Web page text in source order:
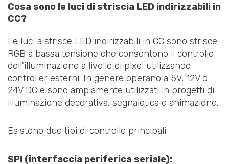
Cosa sono le luci di striscia LED indirizzabili in
CC?
Le luci a strisce LED indirizzabili in CC sono strisce
RGB a bassa tensione che consentono il controllo
dell'illuminazione a livello di pixel utilizzando
controller esterni. In genere operano a 5V, 12V o
24V DC e sono ampiamente utilizzati in progetti di
illuminazione decorativa, segnaletica e animazione.
Esistono due tipi di controllo principali:
SPI (interfaccia periferica seriale):